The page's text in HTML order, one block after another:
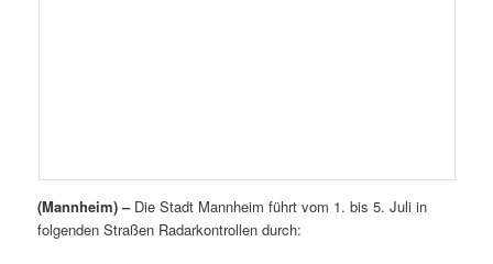
(Mannheim) – Die Stadt Mannheim führt vom 1. bis 5. Juli in
folgenden Straßen Radarkontrollen durch: